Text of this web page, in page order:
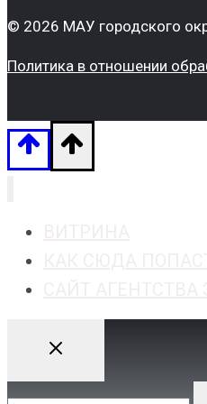
© 2026 МАУ городского
Политика в отношении